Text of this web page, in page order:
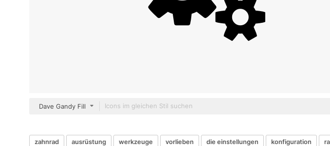
Dave Gandy Fill
zahnrad ausrüstung werkzeuge vorlieben die einstellungen konfiguration